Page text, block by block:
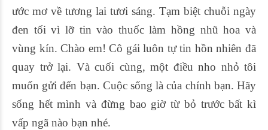
ước mơ về tương lai tươi sáng. Tạm biệt chuỗi ngày
đen tối vì lỡ tin vào thuốc làm hồng nhũ hoa và
vùng kín. Chào em! Cô gái luôn tự tin hồn nhiên đã
quay trở lại. Và cuối cùng, một điều nho nhỏ tôi
muốn gửi đến bạn. Cuộc sống là của chính bạn. Hãy
sống hết mình và đừng bao giờ từ bỏ trước bất kì
vấp ngã nào bạn nhé.